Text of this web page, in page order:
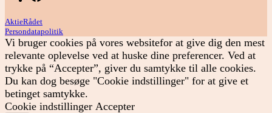
AktieRådet
Persondatapolitik
Vi bruger cookies på vores websitefor at give dig den mest
relevante oplevelse ved at huske dine preferencer. Ved at
trykke på “Accepter”, giver du samtykke til alle cookies.
Du kan dog besøge "Cookie indstillinger" for at give et
betinget samtykke.
Cookie indstillinger Accepter